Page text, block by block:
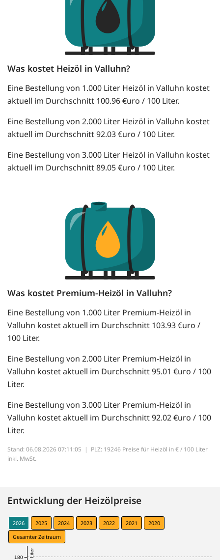
Was kostet Heizöl in Valluhn?
Eine Bestellung von 1.000 Liter Heizöl in Valluhn kostet
aktuell im Durchschnitt 100.96 €uro / 100 Liter.
Eine Bestellung von 2.000 Liter Heizöl in Valluhn kostet
aktuell im Durchschnitt 92.03 €uro / 100 Liter.
Eine Bestellung von 3.000 Liter Heizöl in Valluhn kostet
aktuell im Durchschnitt 89.05 €uro / 100 Liter.
Was kostet Premium-Heizöl in Valluhn?
Eine Bestellung von 1.000 Liter Premium-Heizöl in
Valluhn kostet aktuell im Durchschnitt 103.93 €uro /
100 Liter.
Eine Bestellung von 2.000 Liter Premium-Heizöl in
Valluhn kostet aktuell im Durchschnitt 95.01 €uro / 100
Liter.
Eine Bestellung von 3.000 Liter Premium-Heizöl in
Valluhn kostet aktuell im Durchschnitt 92.02 €uro / 100
Liter.
Stand: 06.08.2026 07:11:05 | PLZ: 19246 Preise für Heizöl in € / 100 Liter
inkl. MwSt.
Entwicklung der Heizölpreise
2026 2025 2024 2023 2022 2021
2020
Gesamter Zeitraum
180